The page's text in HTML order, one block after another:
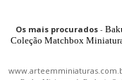
Os mais procurados-
Coleção Matchbox